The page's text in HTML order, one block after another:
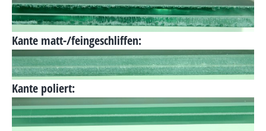
Kante matt-/feingeschliffen:
Kante poliert: